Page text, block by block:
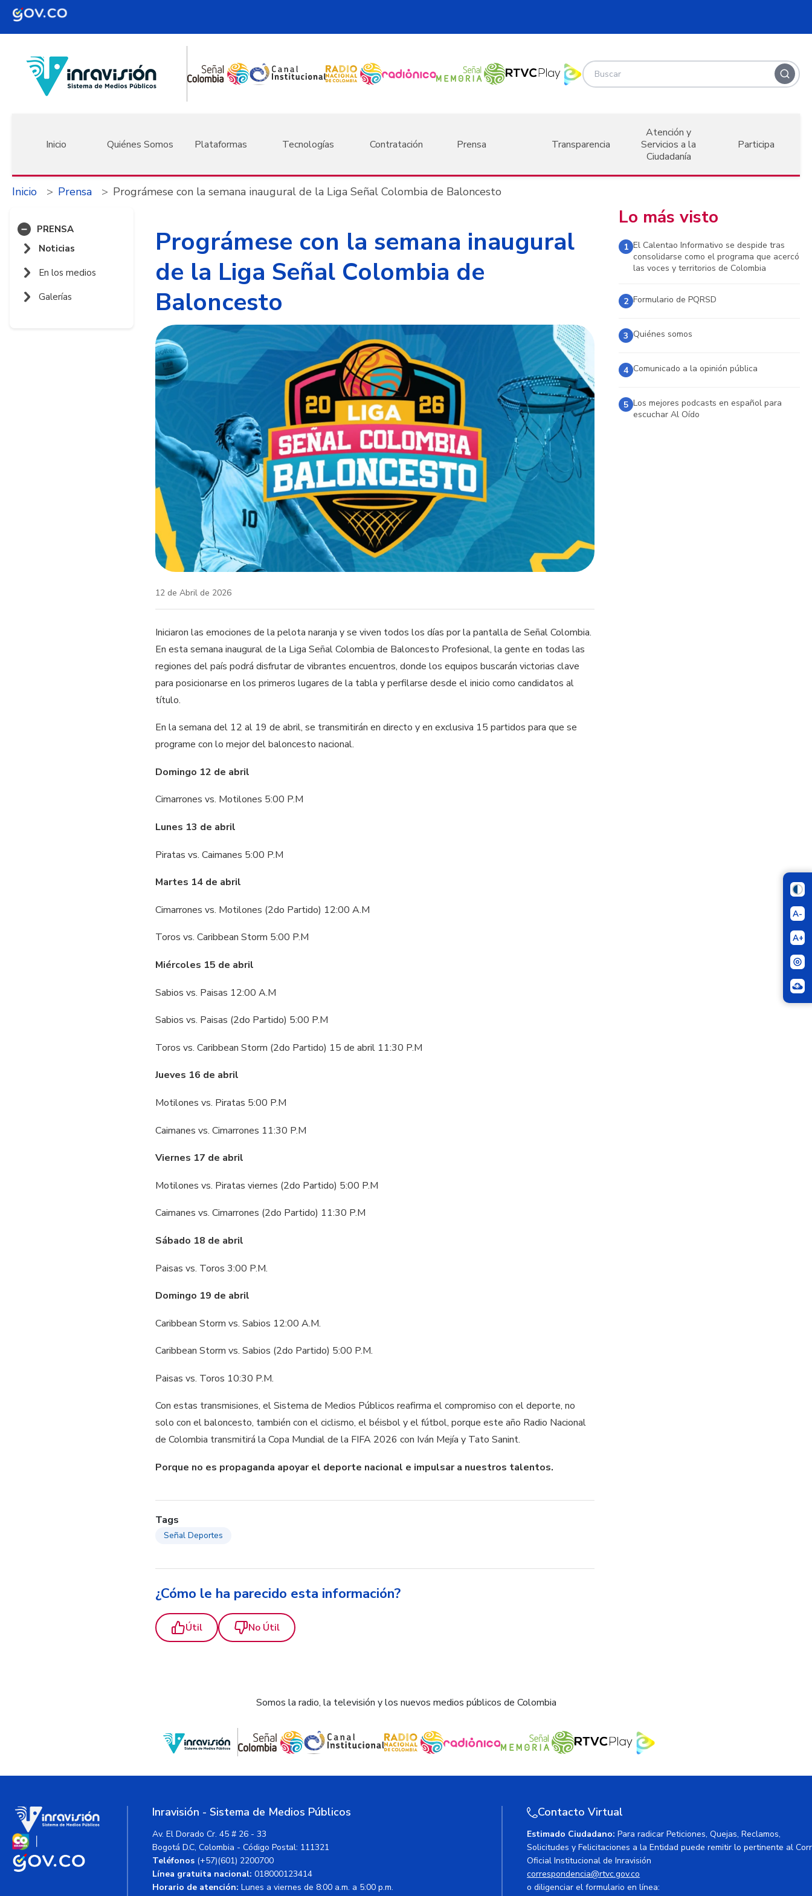
Pasar al contenido principal
Inicio Quiénes Somos Plataformas Tecnologías Contratación Prensa Transparencia
Atención y
Servicios a la
Ciudadanía
Participa
A-
A+
Inicio Prensa Prográmese con la semana inaugural de la Liga Señal Colombia de Baloncesto
PRENSA
Noticias
En los medios
Galerías
Prográmese con la semana inaugural
de la Liga Señal Colombia de
Baloncesto
12 de Abril de 2026
Iniciaron las emociones de la pelota naranja y se viven todos los días por la pantalla de Señal Colombia.
En esta semana inaugural de la Liga Señal Colombia de Baloncesto Profesional, la gente en todas las
regiones del país podrá disfrutar de vibrantes encuentros, donde los equipos buscarán victorias clave
para posicionarse en los primeros lugares de la tabla y perfilarse desde el inicio como candidatos al
título.
En la semana del 12 al 19 de abril, se transmitirán en directo y en exclusiva 15 partidos para que se
programe con lo mejor del baloncesto nacional.
Domingo 12 de abril
Cimarrones vs. Motilones 5:00 P.M
Lunes 13 de abril
Piratas vs. Caimanes 5:00 P.M
Martes 14 de abril
Cimarrones vs. Motilones (2do Partido) 12:00 A.M
Toros vs. Caribbean Storm 5:00 P.M
Miércoles 15 de abril
Sabios vs. Paisas 12:00 A.M
Sabios vs. Paisas (2do Partido) 5:00 P.M
Toros vs. Caribbean Storm (2do Partido) 15 de abril 11:30 P.M
Jueves 16 de abril
Motilones vs. Piratas 5:00 P.M
Caimanes vs. Cimarrones 11:30 P.M
Viernes 17 de abril
Motilones vs. Piratas viernes (2do Partido) 5:00 P.M
Caimanes vs. Cimarrones (2do Partido) 11:30 P.M
Sábado 18 de abril
Paisas vs. Toros 3:00 P.M.
Domingo 19 de abril
Caribbean Storm vs. Sabios 12:00 A.M.
Caribbean Storm vs. Sabios (2do Partido) 5:00 P.M.
Paisas vs. Toros 10:30 P.M.
Con estas transmisiones, el Sistema de Medios Públicos reafirma el compromiso con el deporte, no
solo con el baloncesto, también con el ciclismo, el béisbol y el fútbol, porque este año Radio Nacional
de Colombia transmitirá la Copa Mundial de la FIFA 2026 con Iván Mejía y Tato Sanint.
Porque no es propaganda apoyar el deporte nacional e impulsar a nuestros talentos.
Tags
Señal Deportes
¿Cómo le ha parecido esta información?
Útil No Útil
Lo más visto
1 El Calentao Informativo se despide tras
consolidarse como el programa que acercó
las voces y territorios de Colombia
2 Formulario de PQRSD
3 Quiénes somos
4 Comunicado a la opinión pública
5 Los mejores podcasts en español para
escuchar Al Oído
Somos la radio, la televisión y los nuevos medios públicos de Colombia
Inravisión - Sistema de Medios Públicos
Av. El Dorado Cr. 45 # 26 - 33
Bogotá D.C, Colombia - Código Postal: 111321
Teléfonos (+57)(601) 2200700
Línea gratuita nacional: 018000123414
Horario de atención: Lunes a viernes de 8:00 a.m. a 5:00 p.m.
Contacto Virtual
Estimado Ciudadano: Para radicar Peticiones, Quejas, Reclamos,
Solicitudes y Felicitaciones a la Entidad puede remitir lo pertinente al
Oficial Institucional de Inravisión
correspondencia@rtvc.gov.co
o diligenciar el formulario en línea: